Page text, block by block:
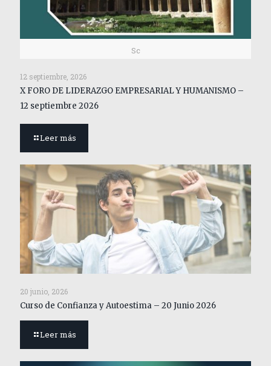
Sc
12 septiembre, 2026
X FORO DE LIDERAZGO EMPRESARIAL Y HUMANISMO –
12 septiembre 2026
Leer más
20 junio, 2026
Curso de Confianza y Autoestima – 20 Junio 2026
Leer más